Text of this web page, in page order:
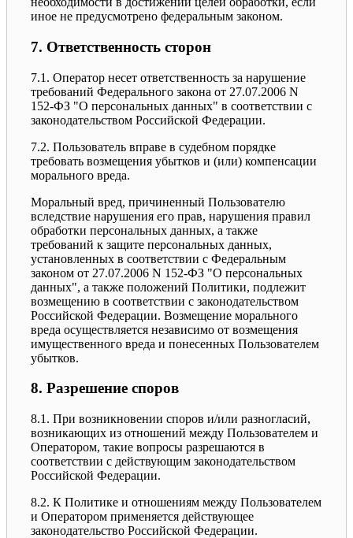
иное не предусмотрено федеральным законом.
7. Ответственность сторон
7.1. Оператор несет ответственность за нарушение
требований Федерального закона от 27.07.2006 N
152-ФЗ "О персональных данных" в соответствии с
законодательством Российской Федерации.
7.2. Пользователь вправе в судебном порядке
требовать возмещения убытков и (или) компенсации
морального вреда.
Моральный вред, причиненный Пользователю
вследствие нарушения его прав, нарушения правил
обработки персональных данных, а также
требований к защите персональных данных,
установленных в соответствии с Федеральным
законом от 27.07.2006 N 152-ФЗ "О персональных
данных", а также положений Политики, подлежит
возмещению в соответствии с законодательством
Российской Федерации. Возмещение морального
вреда осуществляется независимо от возмещения
имущественного вреда и понесенных Пользователем
убытков.
8. Разрешение споров
8.1. При возникновении споров и/или разногласий,
возникающих из отношений между Пользователем и
Оператором, такие вопросы разрешаются в
соответствии с действующим законодательством
Российской Федерации.
8.2. К Политике и отношениям между Пользователем
и Оператором применяется действующее
законодательство Российской Федерации.